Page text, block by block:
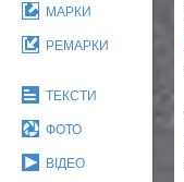
МАРКИ
РЕМАРКИ
ТЕКСТИ
ФОТО
ВІДЕО